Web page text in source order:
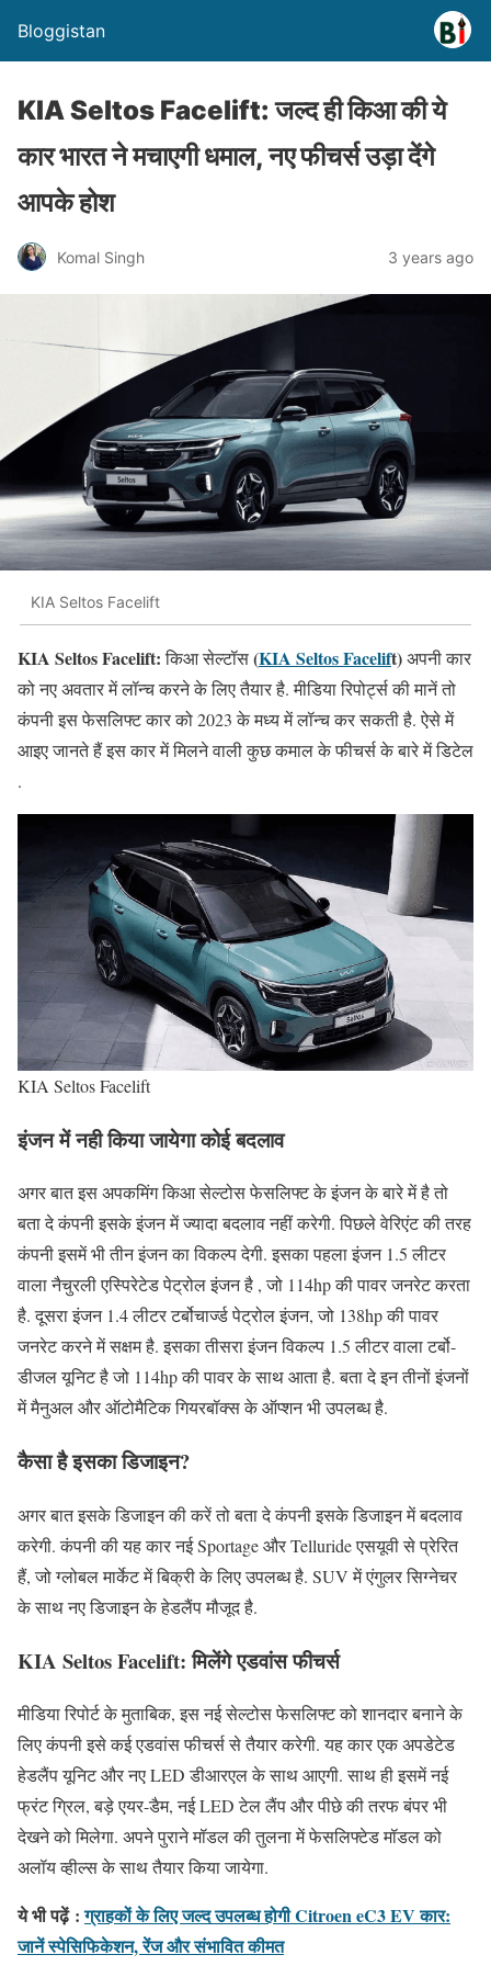
Bloggistan
KIA Seltos Facelift: जल्द ही किआ की ये
कार भारत ने मचाएगी धमाल, नए फीचर्स उड़ा देंगे
आपके होश
Komal Singh 3 years ago
KIA Seltos Facelift
KIA Seltos Facelift:किआ सेल्टॉस(KIA Seltos Facelift)अपनी कार
को नए अवतार में लॉन्च करने के लिए तैयार है. मीडिया रिपोर्ट्स की मानें तो
कंपनी इस फेसलिफ्ट कार को 2023 के मध्य में लॉन्च कर सकती है. ऐसे में
आइए जानते हैं इस कार में मिलने वाली कुछ कमाल के फीचर्स के बारे में डिटेल
.
KIA Seltos Facelift
इंजन में नही किया जायेगा कोई बदलाव
अगर बात इस अपकमिंग किआ सेल्टोस फेसलिफ्ट के इंजन के बारे में है तो
बता दे कंपनी इसके इंजन में ज्यादा बदलाव नहीं करेगी. पिछले वेरिएंट की तरह
कंपनी इसमें भी तीन इंजन का विकल्प देगी. इसका पहला इंजन 1.5 लीटर
वाला नैचुरली एस्पिरेटेड पेट्रोल इंजन है , जो 114hp की पावर जनरेट करता
है. दूसरा इंजन 1.4 लीटर टर्बोचार्ज्ड पेट्रोल इंजन, जो 138hp की पावर
जनरेट करने में सक्षम है. इसका तीसरा इंजन विकल्प 1.5 लीटर वाला टर्बो-
डीजल यूनिट है जो 114hp की पावर के साथ आता है. बता दे इन तीनों इंजनों
में मैनुअल और ऑटोमैटिक गियरबॉक्स के ऑप्शन भी उपलब्ध है.
कैसा है इसका डिजाइन?
अगर बात इसके डिजाइन की करें तो बता दे कंपनी इसके डिजाइन में बदलाव
करेगी. कंपनी की यह कार नई Sportage और Telluride एसयूवी से प्रेरित
हैं, जो ग्लोबल मार्केट में बिक्री के लिए उपलब्ध है. SUV में एंगुलर सिग्नेचर
के साथ नए डिजाइन के हेडलैंप मौजूद है.
KIA Seltos Facelift: मिलेंगे एडवांस फीचर्स
मीडिया रिपोर्ट के मुताबिक, इस नई सेल्टोस फेसलिफ्ट को शानदार बनाने के
लिए कंपनी इसे कई एडवांस फीचर्स से तैयार करेगी. यह कार एक अपडेटेड
हेडलैंप यूनिट और नए LED डीआरएल के साथ आएगी. साथ ही इसमें नई
फ्रंट ग्रिल, बड़े एयर-डैम, नई LED टेल लैंप और पीछे की तरफ बंपर भी
देखने को मिलेगा. अपने पुराने मॉडल की तुलना में फेसलिफ्टेड मॉडल को
अलॉय व्हील्स के साथ तैयार किया जायेगा.
ये भी पढ़ें : ग्राहकों के लिए जल्द उपलब्ध होगी Citroen eC3 EV कार:
जानें स्पेसिफिकेशन, रेंज और संभावित कीमत